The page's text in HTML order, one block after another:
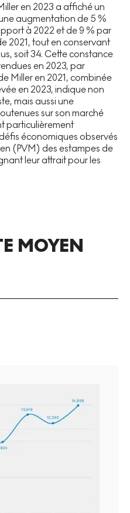
en 2023 a affiché un
augmentation de 5 %
à 2022 et de 9 % par
2021, tout en conservant
soit 34. Cette constance
en 2023, par
Miller en 2021, combinée
en 2023, indique non
mais aussi une
sur son marché
particulièrement
économiques observés
(PVM) des estampes de
leur attrait pour les
MOYEN